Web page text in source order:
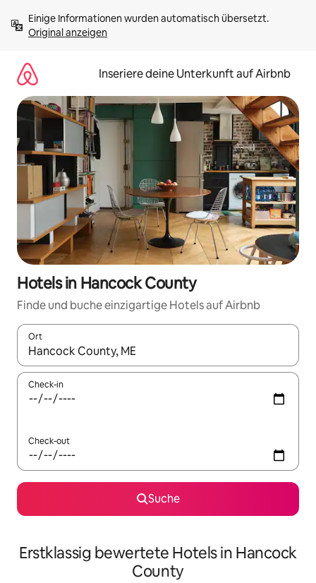
Inhalten
springenOriginal anzeigen
Inseriere deine Unterkunft auf Airbnb
Hotels in Hancock County
Finde und buche einzigartige Hotels auf Airbnb
Ort
Wenn Ergebnisse verfügbar sind, navigiere mit den
Check-in
Check-out
Suche
Erstklassig bewertete Hotels in Hancock
County